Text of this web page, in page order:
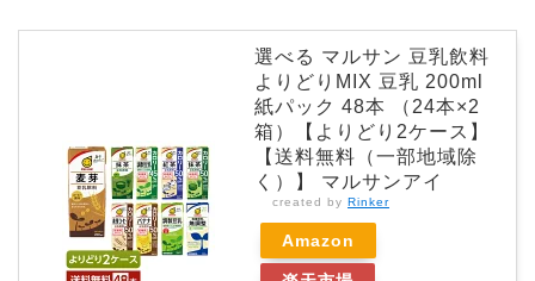
選べる マルサン 豆乳飲料
よりどりMIX 豆乳 200ml
紙パック 48本 （24本×2
箱）【よりどり2ケース】
【送料無料（一部地域除
く）】 マルサンアイ
created by Rinker
Amazon